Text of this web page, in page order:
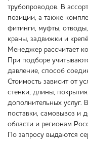
трубопроводов. В
позиции, а также
фитинги, муфты,
краны, задвижки и
Менеджер рассчитает
При подборе
давление, способ
Стоимость зависит от
стенки, длины,
дополнительных услуг.
поставки, самовывоз и
области и регионам
По запросу выдаются